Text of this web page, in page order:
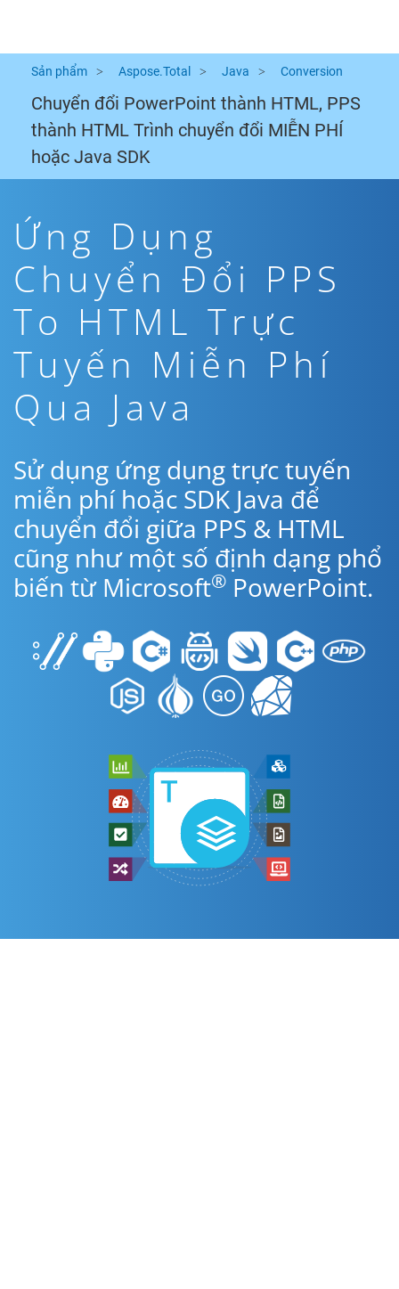
Sản phẩm Aspose.Total Java Conversion
Chuyển đổi PowerPoint thành HTML, PPS
thành HTML Trình chuyển đổi MIỄN PHÍ
hoặc Java SDK
Ứng Dụng
Chuyển Đổi PPS
To HTML Trực
Tuyến Miễn Phí
Qua Java
Sử dụng ứng dụng trực tuyến
miễn phí hoặc SDK Java để
chuyển đổi giữa PPS & HTML
cũng như một số định dạng phổ
biến từ Microsoft® PowerPoint.